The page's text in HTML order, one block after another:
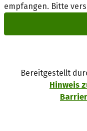
empfangen. Bitte
Bereitgestellt
Hinweis